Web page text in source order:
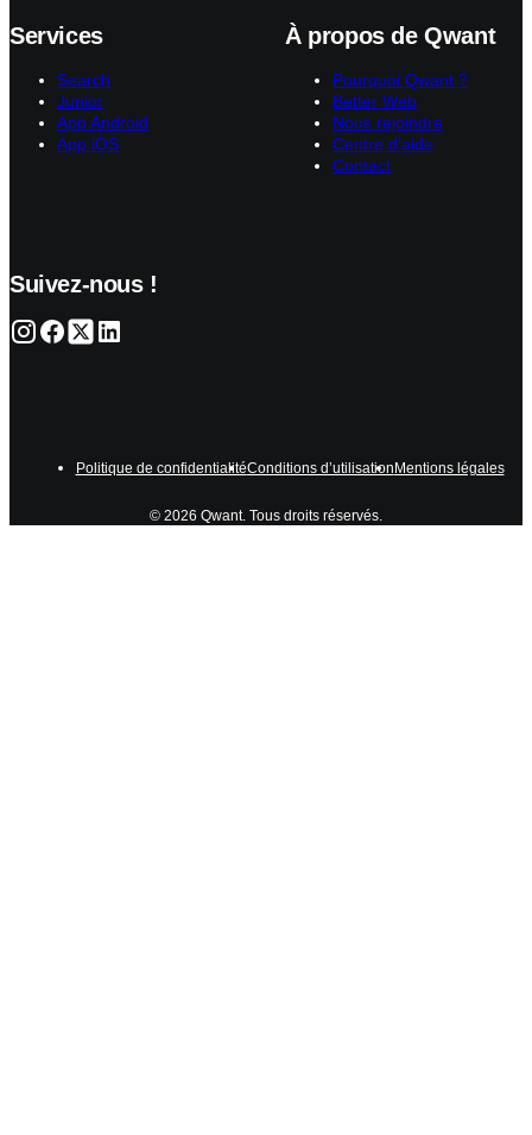
Services
Search
Junior
App Android
App iOS
À propos de Qwant
Pourquoi Qwant ?
Better Web
Nous rejoindre
Centre d’aide
Contact
Suivez-nous !
Politique de confidentialitéConditions d’utilisation Mentions légales
© 2026 Qwant. Tous droits réservés.